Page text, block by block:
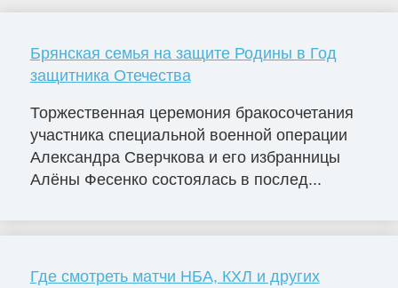
Брянская семья на защите Родины в Год
защитника Отечества
Торжественная церемония бракосочетания
участника специальной военной операции
Александра Сверчкова и его избранницы
Алёны Фесенко состоялась в послед...
Где смотреть матчи НБА, КХЛ и других